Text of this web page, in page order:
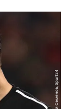
Евгений Семенов, Sport24